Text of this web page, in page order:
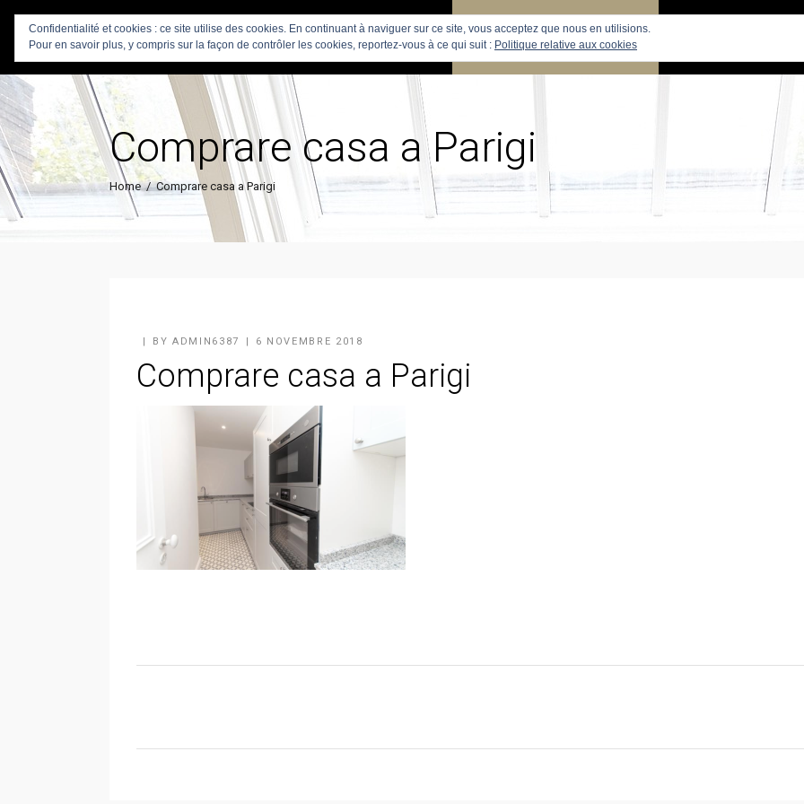
PARIS RECHERCHE APPARTEMENTS
Comprare casa a Parigi
Home/Comprare casa a Parigi
BY ADMIN6387 6 NOVEMBRE 2018
Comprare casa a Parigi
Confidentialité et cookies : ce site utilise des cookies. En continuant à naviguer sur ce site, vous acceptez que nous en utilisions.
Pour en savoir plus, y compris sur la façon de contrôler les cookies, reportez-vous à ce qui suit : Politique relative aux cookies